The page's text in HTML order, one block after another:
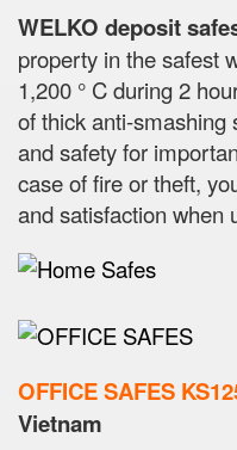
WELKO deposit
property in the safest
1,200 ° C during 2
of thick anti-smashing
and safety for
case of fire or theft,
and satisfaction when
OFFICE SAFES
Vietnam